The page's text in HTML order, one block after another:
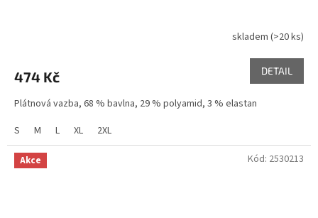
skladem (>20 ks)
474 Kč DETAIL
Plátnová vazba, 68 % bavlna, 29 % polyamid, 3 % elastan
S
M L XL 2XL
Akce Kód: 2530213